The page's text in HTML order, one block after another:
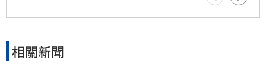
相關新聞